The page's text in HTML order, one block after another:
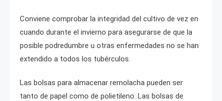
Conviene comprobar la integridad del cultivo de vez en
cuando durante el invierno para asegurarse de que la
posible podredumbre u otras enfermedades no se han
extendido a todos los tubérculos.
Las bolsas para almacenar remolacha pueden ser
tanto de papel como de polietileno. Las bolsas de